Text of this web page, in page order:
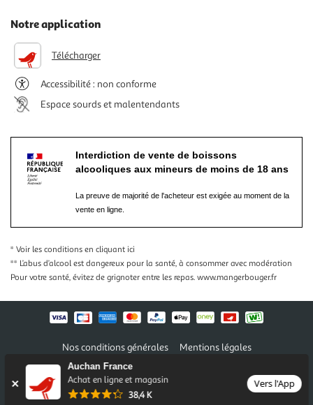
Auchan France
Achat en ligne et magasin
38,4 K
Vers l'App
Notre application
Télécharger
Accessibilité : non conforme
Espace sourds et malentendants
Interdiction de vente de boissons
alcooliques aux mineurs de moins de 18 ans
La preuve de majorité de l'acheteur est exigée au moment de la
vente en ligne.
* Voir les conditions en cliquant ici
** L’abus d’alcool est dangereux pour la santé, à consommer avec modération
Pour votre santé, évitez de grignoter entre les repas. www.mangerbouger.fr
Nos conditions générales
Mentions légales
Conditions des offres et promotions
Politique de confidentialité
Informations légales marketplace